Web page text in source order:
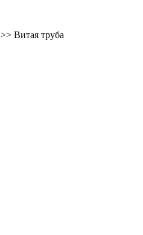
>> Витая труба